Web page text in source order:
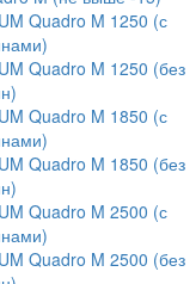
Quadro M 1250 (с
Quadro M 1250 (без
Quadro M 1850 (с
Quadro M 1850 (без
Quadro M 2500 (с
Quadro M 2500 (без